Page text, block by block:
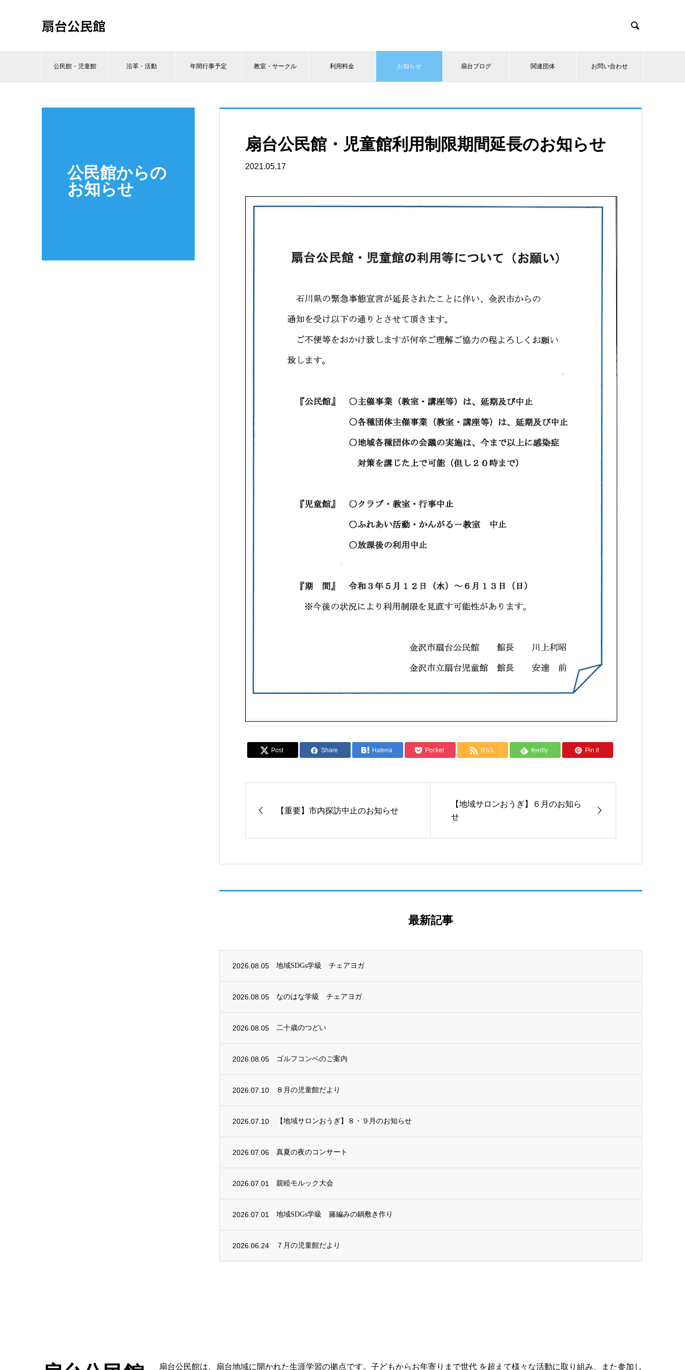
扇台公民館 
公民館・児童館 沿革・活動 年間行事予定 教室・サークル 利用料金 お知らせ 扇台ブログ 関連団体 お問い合わせ
公民館からの
お知らせ
扇台公民館・児童館利用制限期間延長のお知らせ
2021.05.17
Post Share Hatena Pocket RSS feedly Pin it
【重要】市内探訪中止のお知らせ
【地域サロンおうぎ】６月のお知ら
せ
最新記事
2026.08.05 地域SDGs学級 チェアヨガ
2026.08.05 なのはな学級 チェアヨガ
2026.08.05 二十歳のつどい
2026.08.05 ゴルフコンペのご案内
2026.07.10 ８月の児童館だより
2026.07.10 【地域サロンおうぎ】８・９月のお知らせ
2026.07.06 真夏の夜のコンサート
2026.07.01 親睦モルック大会
2026.07.01 地域SDGs学級 籐編みの鍋敷き作り
2026.06.24 ７月の児童館だより
扇台公民館は、扇台地域に開かれた生涯学習の拠点です。子どもからお年寄りまで世代 を超えて様々な活動に取り組み、また参加し